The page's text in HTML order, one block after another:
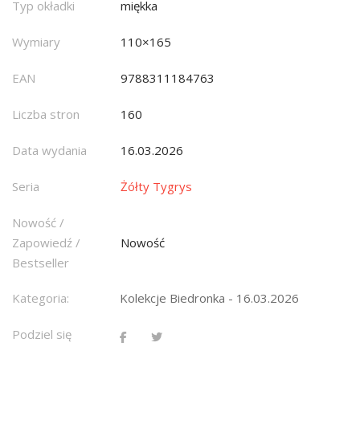
Typ okładki miękka
Wymiary 110×165
EAN 9788311184763
Liczba stron 160
Data wydania 16.03.2026
Seria Żółty Tygrys
Nowość /
Zapowiedź /
Bestseller
Nowość
Kategoria: Kolekcje Biedronka - 16.03.2026
Podziel się